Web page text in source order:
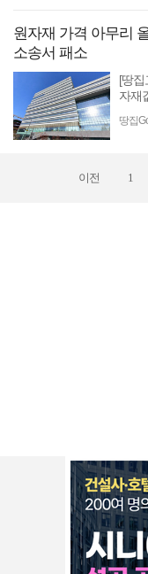
원자재 가격 아무리
소송서 패소
[땅집
자재
가 공
땅집
이전 1